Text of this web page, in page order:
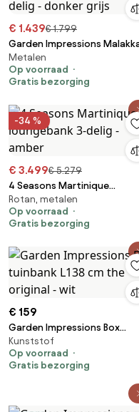
€ 1.439€ 1.799
Garden Impressions
loungebank 3-delig - donker
grijs
Metalen
Op voorraad
Gratis bezorging
-34 %
€ 3.499€ 5.279
4 Seasons Martinique
loungebank 3-delig - amber
Rotan, metalen
Op voorraad
Gratis bezorging
€ 159
Garden Impressions Box
tuinbank L138 cm the original
wit
Kunststof
Op voorraad
Gratis bezorging